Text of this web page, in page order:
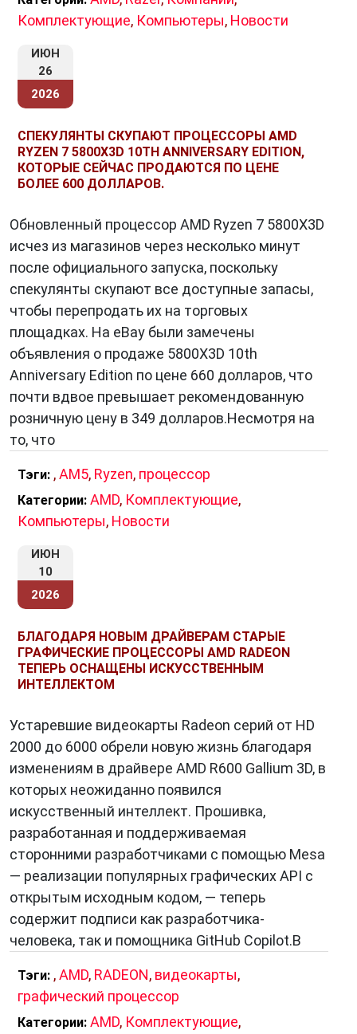
Комплектующие, Компьютеры, Новости
ИЮН
26
2026
СПЕКУЛЯНТЫ СКУПАЮТ ПРОЦЕССОРЫ AMD
RYZEN 7 5800X3D 10TH ANNIVERSARY EDITION,
КОТОРЫЕ СЕЙЧАС ПРОДАЮТСЯ ПО ЦЕНЕ
БОЛЕЕ 600 ДОЛЛАРОВ.
Обновленный процессор AMD Ryzen 7 5800X3D
исчез из магазинов через несколько минут
после официального запуска, поскольку
спекулянты скупают все доступные запасы,
чтобы перепродать их на торговых
площадках. На eBay были замечены
объявления о продаже 5800X3D 10th
Anniversary Edition по цене 660 долларов, что
почти вдвое превышает рекомендованную
розничную цену в 349 долларов.Несмотря на
то, что
Тэги: ,AM5, Ryzen, процессор
Категории: AMD, Комплектующие,
Компьютеры, Новости
ИЮН
10
2026
БЛАГОДАРЯ НОВЫМ ДРАЙВЕРАМ СТАРЫЕ
ГРАФИЧЕСКИЕ ПРОЦЕССОРЫ AMD RADEON
ТЕПЕРЬ ОСНАЩЕНЫ ИСКУССТВЕННЫМ
ИНТЕЛЛЕКТОМ
Устаревшие видеокарты Radeon серий от HD
2000 до 6000 обрели новую жизнь благодаря
изменениям в драйвере AMD R600 Gallium 3D, в
которых неожиданно появился
искусственный интеллект. Прошивка,
разработанная и поддерживаемая
сторонними разработчиками с помощью Mesa
— реализации популярных графических API с
открытым исходным кодом, — теперь
содержит подписи как разработчика-
человека, так и помощника GitHub Copilot.В
Тэги: ,AMD, RADEON, видеокарты,
графический процессор
Категории: AMD, Комплектующие,